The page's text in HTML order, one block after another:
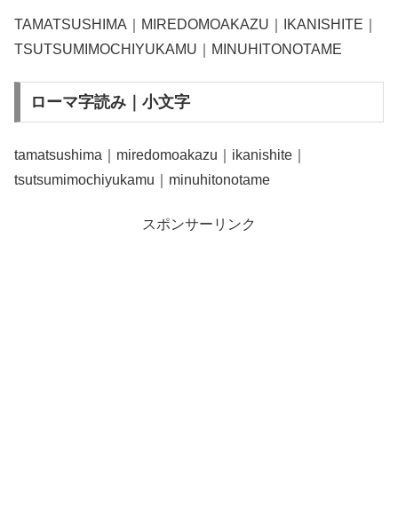
TAMATSUSHIMA｜MIREDOMOAKAZU｜IKANISHITE｜
TSUTSUMIMOCHIYUKAMU｜MINUHITONOTAME
ローマ字読み｜小文字
tamatsushima｜miredomoakazu｜ikanishite｜
tsutsumimochiyukamu｜minuhitonotame
スポンサーリンク